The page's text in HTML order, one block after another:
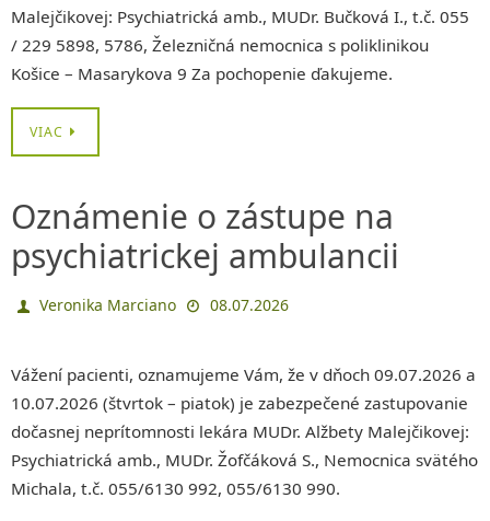
Malejčikovej: Psychiatrická amb., MUDr. Bučková I., t.č. 055
/ 229 5898, 5786, Železničná nemocnica s poliklinikou
Košice – Masarykova 9 Za pochopenie ďakujeme.
VIAC
Oznámenie o zástupe na
psychiatrickej ambulancii
Veronika Marciano 08.07.2026
Vážení pacienti, oznamujeme Vám, že v dňoch 09.07.2026 a
10.07.2026 (štvrtok – piatok) je zabezpečené zastupovanie
dočasnej neprítomnosti lekára MUDr. Alžbety Malejčikovej:
Psychiatrická amb., MUDr. Žofčáková S., Nemocnica svätého
Michala, t.č. 055/6130 992, 055/6130 990.